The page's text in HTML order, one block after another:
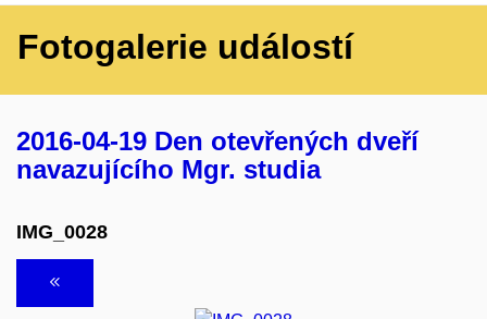
Fotogalerie událostí
2016-04-19 Den otevřených dveří
navazujícího Mgr. studia
IMG_0028